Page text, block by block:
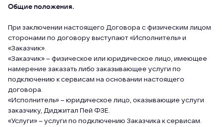
Общие положения.
При заключении настоящего Договора с физическим лицом
сторонами по договору выступают «Исполнитель» и
«Заказчик».
«Заказчик» – физическое или юридическое лицо, имеющее
намерение заказать либо заказывающее услуги по
подключению к сервисам на основании настоящего
договора.
«Исполнитель» – юридическое лицо, оказывающие услуги
заказчику, Диджитал Пей ФЗЕ.
«Услуги» – услуги по подключению Заказчика к сервисам.